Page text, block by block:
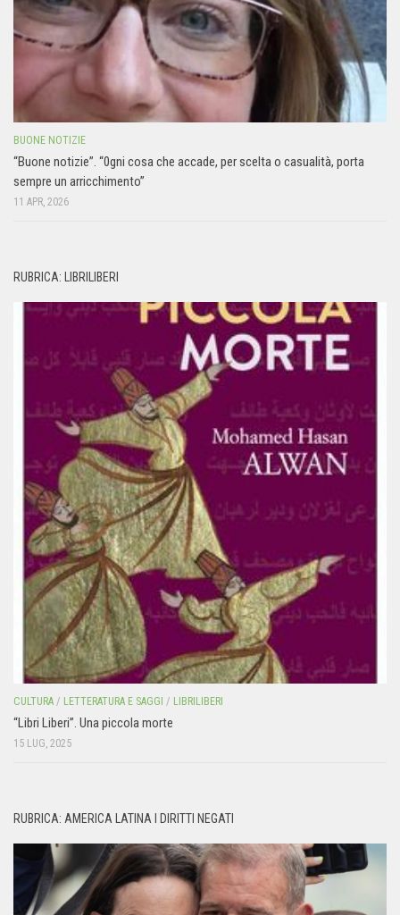
BUONE NOTIZIE
“Buone notizie”. “0gni cosa che accade, per scelta o casualità, porta
sempre un arricchimento”
11 APR, 2026
RUBRICA: LIBRILIBERI
CULTURA / LETTERATURA E SAGGI / LIBRILIBERI
“Libri Liberi”. Una piccola morte
15 LUG, 2025
RUBRICA: AMERICA LATINA I DIRITTI NEGATI